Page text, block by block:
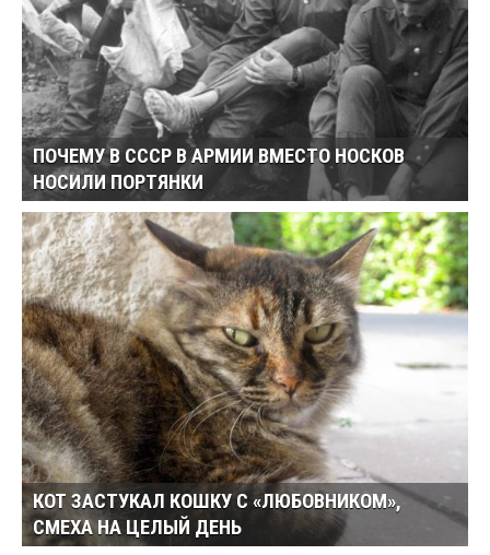
ПОЧЕМУ В СССР В АРМИИ ВМЕСТО НОСКОВ
НОСИЛИ ПОРТЯНКИ
КОТ ЗАСТУКАЛ КОШКУ С «ЛЮБОВНИКОМ»,
СМЕХА НА ЦЕЛЫЙ ДЕНЬ